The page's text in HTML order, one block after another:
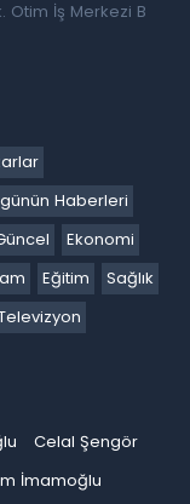
Otim İş Merkezi B
Haberleri
Ekonomi
Eğitim
Sağlık
Celal Şengör
İmamoğlu